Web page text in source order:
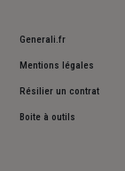
Generali.fr
Mentions légales
Résilier un contrat
Boite à outils